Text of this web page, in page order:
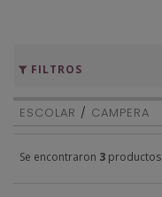
FILTROS
ESCOLAR / CAMPERA
Se encontraron 3 productos